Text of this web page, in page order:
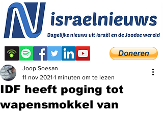
IDF heeft poging tot
wapensmokkel van
Joop Soesan
11 nov 2021 1 minuten om te lezen